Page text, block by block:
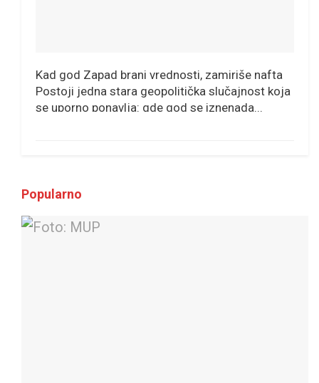
Kad god Zapad brani vrednosti, zamiriše nafta
Postoji jedna stara geopolitička slučajnost koja
se uporno ponavlja: gde god se iznenada...
Popularno